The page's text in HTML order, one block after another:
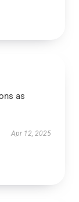
as
Apr 12, 2025